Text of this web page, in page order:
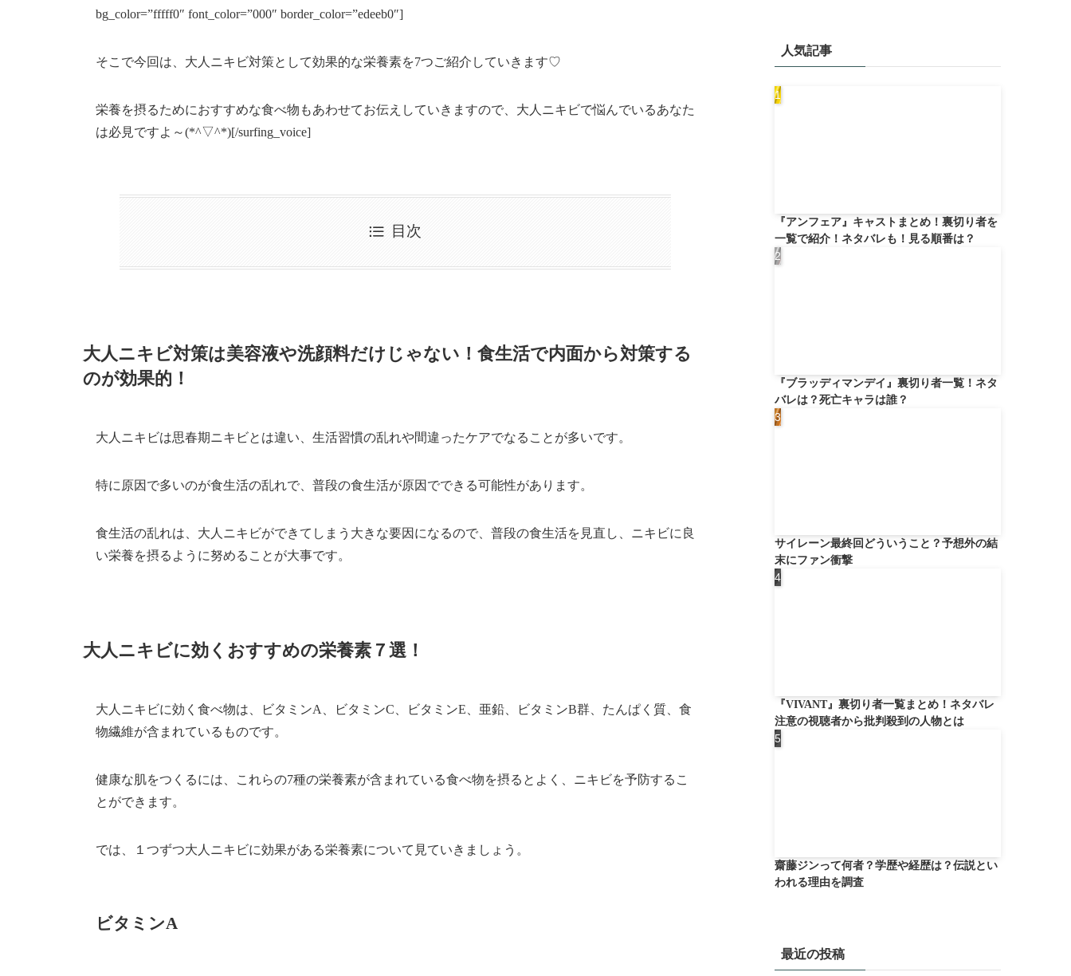
bg_color=”fffff0″ font_color=”000″ border_color=”edeeb0″]
そこで今回は、大人ニキビ対策として効果的な栄養素を7つご紹介していきます♡
栄養を摂るためにおすすめな食べ物もあわせてお伝えしていきますので、大人ニキビで悩んでいるあなた
は必見ですよ～(*^▽^*)[/surfing_voice]
目次
大人ニキビ対策は美容液や洗顔料だけじゃない！食生活で内面から対策する
のが効果的！
大人ニキビは思春期ニキビとは違い、生活習慣の乱れや間違ったケアでなることが多いです。
特に原因で多いのが食生活の乱れで、普段の食生活が原因でできる可能性があります。
食生活の乱れは、大人ニキビができてしまう大きな要因になるので、普段の食生活を見直し、ニキビに良
い栄養を摂るように努めることが大事です。
大人ニキビに効くおすすめの栄養素７選！
大人ニキビに効く食べ物は、ビタミンA、ビタミンC、ビタミンE、亜鉛、ビタミンB群、たんぱく質、食
物繊維が含まれているものです。
健康な肌をつくるには、これらの7種の栄養素が含まれている食べ物を摂るとよく、ニキビを予防するこ
とができます。
では、１つずつ大人ニキビに効果がある栄養素について見ていきましょう。
ビタミンA
人気記事
『アンフェア』キャストまとめ！裏切り者を
一覧で紹介！ネタバレも！見る順番は？
『ブラッディマンデイ』裏切り者一覧！ネタ
バレは？死亡キャラは誰？
サイレーン最終回どういうこと？予想外の結
末にファン衝撃
『VIVANT』裏切り者一覧まとめ！ネタバレ
注意の視聴者から批判殺到の人物とは
齋藤ジンって何者？学歴や経歴は？伝説とい
われる理由を調査
最近の投稿